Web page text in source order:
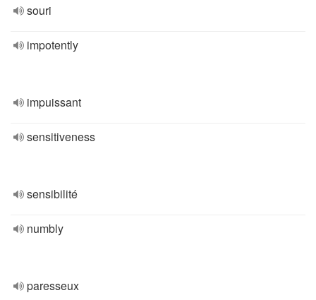
souri
impotently
impuissant
sensitiveness
sensibilité
numbly
paresseux